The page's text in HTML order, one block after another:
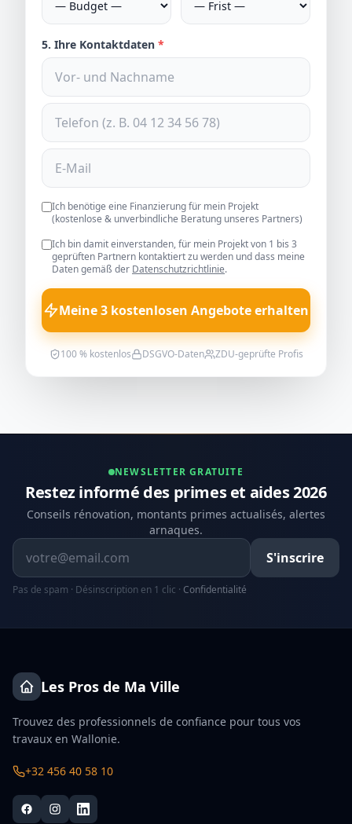
5. Ihre Kontaktdaten *
Ich benötige eine Finanzierung für mein Projekt
(kostenlose & unverbindliche Beratung unseres Partners)
Ich bin damit einverstanden, für mein Projekt von 1 bis 3
geprüften Partnern kontaktiert zu werden und dass meine
Daten gemäß der Datenschutzrichtlinie.
Meine 3 kostenlosen Angebote erhalten
100 % kostenlos DSGVO-Daten ZDU-geprüfte Profis
NEWSLETTER GRATUITE
Restez informé des primes et aides 2026
Conseils rénovation, montants primes actualisés, alertes
arnaques.
Adresse email
S'inscrire
Pas de spam · Désinscription en 1 clic · Confidentialité
Les Pros de Ma Ville
Trouvez des professionnels de confiance pour tous vos
travaux en Wallonie.
+32 456 40 58 10